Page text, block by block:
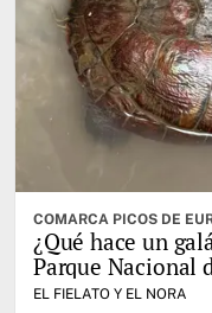
COMARCA PICOS DE
¿Qué hace un
Parque Nacional
EL FIELATO Y EL NORA